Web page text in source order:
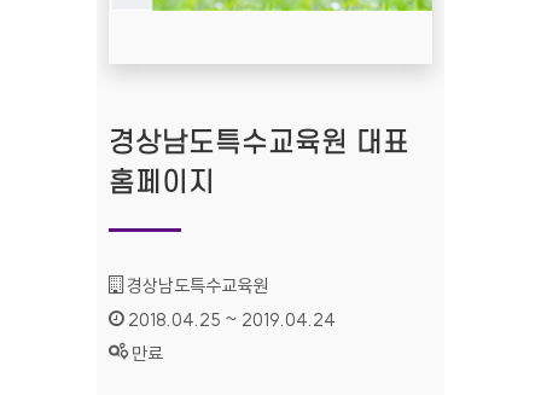
경상남도특수교육원 대표
홈페이지
기관명 :
경상남도특수교육원
인증기간 :
2018.04.25 ~ 2019.04.24
상태 :
만료